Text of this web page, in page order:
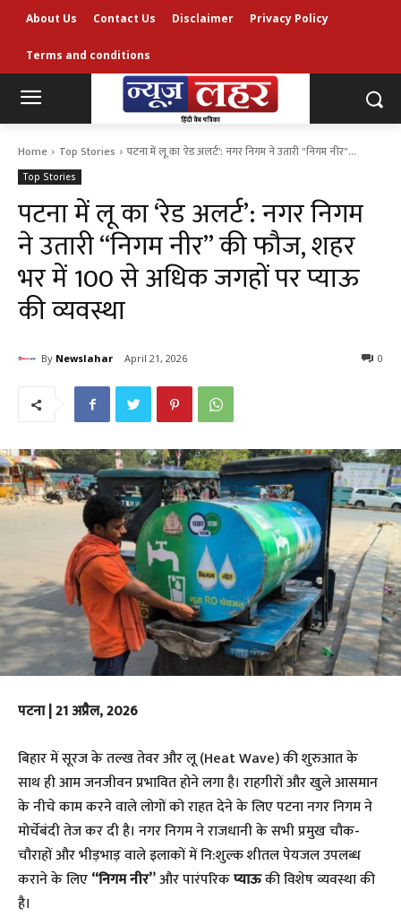
About Us Contact Us Disclaimer Privacy Policy
Terms and conditions
Home Top Stories पटना में लू का 'रेड अलर्ट': नगर निगम ने उतारी "निगम नीर"...
Top Stories
पटना में लू का ‘रेड अलर्ट’: नगर निगम
ने उतारी “निगम नीर” की फौज, शहर
भर में 100 से अधिक जगहों पर प्याऊ
की व्यवस्था
By Newslahar April 21, 2026 0
पटना | 21 अप्रैल, 2026
​बिहार में सूरज के तल्ख तेवर और लू (Heat Wave) की शुरुआत के
साथ ही आम जनजीवन प्रभावित होने लगा है। राहगीरों और खुले आसमान
के नीचे काम करने वाले लोगों को राहत देने के लिए पटना नगर निगम ने
मोर्चेबंदी तेज कर दी है। नगर निगम ने राजधानी के सभी प्रमुख चौक-
चौराहों और भीड़भाड़ वाले इलाकों में नि:शुल्क शीतल पेयजल उपलब्ध
कराने के लिए“निगम नीर”और पारंपरिकप्याऊकी विशेष व्यवस्था की
है।